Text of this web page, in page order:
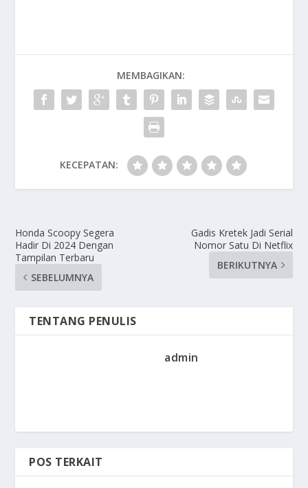
MEMBAGIKAN:
KECEPATAN:
Honda Scoopy Segera
Hadir Di 2024 Dengan
Tampilan Terbaru
SEBELUMNYA
Gadis Kretek Jadi Serial
Nomor Satu Di Netflix
BERIKUTNYA
TENTANG PENULIS
admin
POS TERKAIT